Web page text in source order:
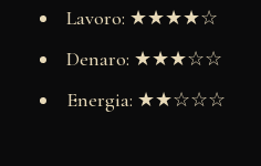
Lavoro: ★★★★☆
Denaro: ★★★☆☆
Energia: ★★☆☆☆